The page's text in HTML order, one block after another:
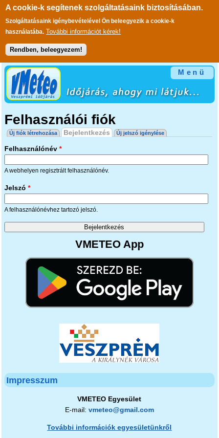
A cookie-k segítenek szolgáltatásaink biztosításában.
Szolgáltatásaink igénybevételével Ön beleegyezik a cookie-k
használatába. További információt kérek!
Rendben, beleegyezem!
Ugrás a tartalomra
Menü
Felhasználói fiók
Elsődleges fülek
Új fiók létrehozása Bejelentkezés (aktív fül)
Új jelszó igénylése
Felhasználónév *
A webhelyen regisztrált felhasználónév.
Jelszó *
A felhasználónévhez tartozó jelszó.
VMETEO App
Impresszum
VMETEO Egyesület
E-mail: vmeteo@gmail.com
További információk egyesületünkről